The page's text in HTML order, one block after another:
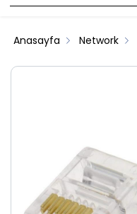
Anasayfa Network